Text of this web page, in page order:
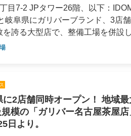
商業施設が集まり、日常の買い
る利便性とクルマ選びの楽しさ
ンセント付きのカウンター席で
雰囲気を持たせ、高級感のある
しており、商談スペースやラウ
ます。 ◇商談スペース木やグリー
り、緊張感なくお話いただける
み物をご用意しており、商談ス
る「まちのクルマ屋」になるこ
、おクルマに関するお困りごと
目7-2 JPタワー26階、以下：
阜県にガリバーブランド、3店
誇る大型店で、整備工場を併設
のクルマ屋」を目指しています
れるような地域に根ざした店舗
台の車両を展示し、お客様に幅
2店舗同時オープン！ 地域最
模の「ガリバー名古屋茶屋店
日より。